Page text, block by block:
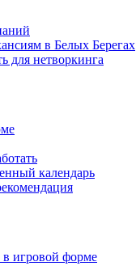
в Белых Берегах
для нетворкинга
календарь
игровой форме